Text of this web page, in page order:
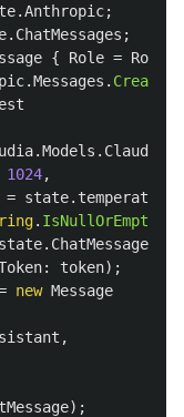
.Anthropic;
. ChatMessages ;
{ Role = Roles
.Messages .
.Models .
1024,
= state.
. IsNullOrEmpty
state. ChatMessages
: token);
new Message
,
);